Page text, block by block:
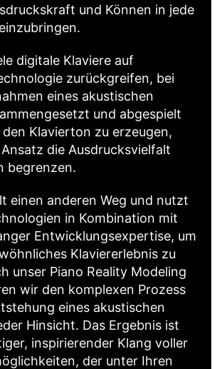
und Können in jede
digitale Klaviere auf
zurückgreifen, bei
eines akustischen
und abgespielt
Klavierton zu erzeugen,
die Ausdrucksvielfalt
begrenzen.
einen anderen Weg und nutzt
in Kombination mit
Entwicklungsexpertise, um
Klaviererlebnis zu
unser Piano Reality Modeling
wir den komplexen Prozess
eines akustischen
Hinsicht. Das Ergebnis ist
inspirierender Klang voller
der unter Ihren